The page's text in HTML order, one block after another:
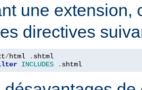
une extension,
directives
/html .
INCLUDES . shtml